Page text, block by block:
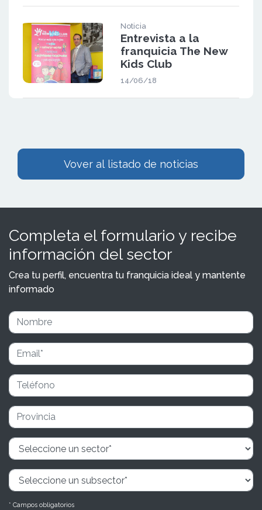
Noticia
Entrevista a la
franquicia The New
Kids Club
14/06/18
Vover al listado de noticias
Completa el formulario y recibe
información del sector
Crea tu perfil, encuentra tu franquicia ideal y mantente
informado
* Campos obligatorios